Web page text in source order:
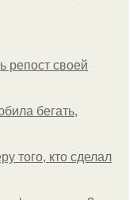
репост своей
бегать,
того, кто сделал